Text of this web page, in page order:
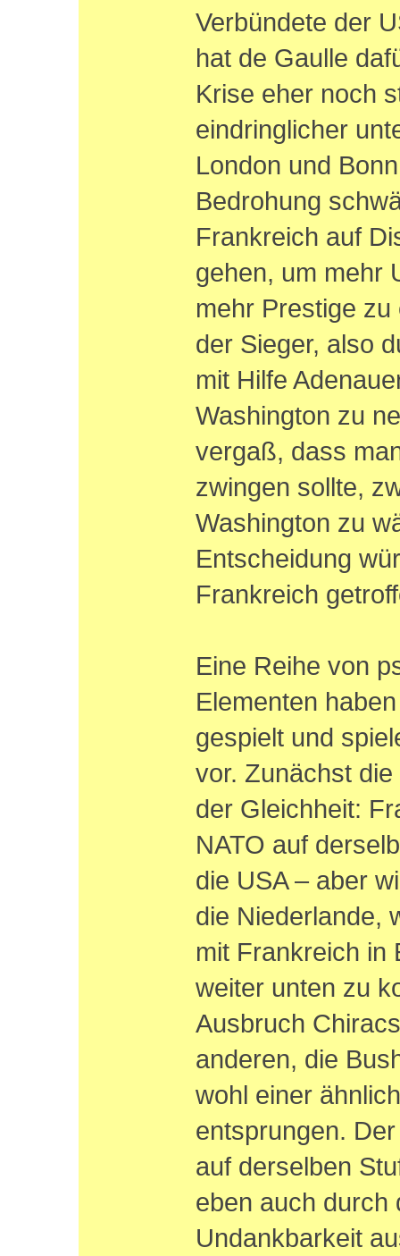
Verbündete der
hat de Gaulle
Krise eher noch
eindringlicher
London und
Bedrohung
Frankreich auf
gehen, um mehr
mehr Prestige
der Sieger, also
mit Hilfe
Washington zu
vergaß, dass
zwingen sollte,
Washington zu
Entscheidung
Frankreich
Eine Reihe von
Elementen
gespielt und
vor. Zunächst
der Gleichheit:
NATO auf
die USA – aber
die Niederlande,
mit Frankreich in
weiter unten zu
Ausbruch
anderen, die
wohl einer
entsprungen.
auf derselben
eben auch durch
Undankbarkeit